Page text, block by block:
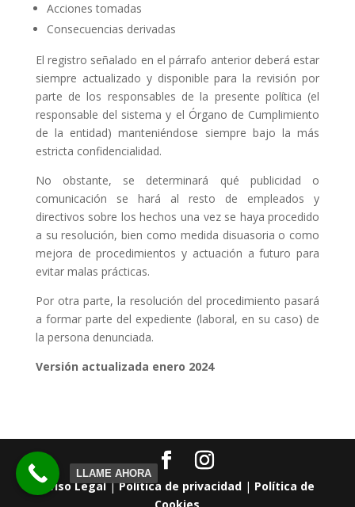
Acciones tomadas
Consecuencias derivadas
El registro señalado en el párrafo anterior deberá estar
siempre actualizado y disponible para la revisión por
parte de los responsables de la presente política (el
responsable del sistema y el Órgano de Cumplimiento
de la entidad) manteniéndose siempre bajo la más
estricta confidencialidad.
No obstante, se determinará qué publicidad o
comunicación se hará al resto de empleados y
directivos sobre los hechos una vez se haya procedido
a su resolución, bien como medida disuasoria o como
mejora de procedimientos y actuación a futuro para
evitar malas prácticas.
Por otra parte, la resolución del procedimiento pasará
a formar parte del expediente (laboral, en su caso) de
la persona denunciada.
Versión actualizada enero 2024
Aviso Legal|Política de privacidad| Política de
LLAME AHORA